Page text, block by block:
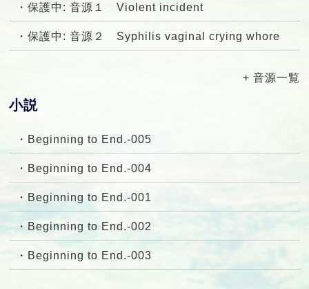
・保護中: 音源１ Violent incident
・保護中: 音源２ Syphilis vaginal crying whore
+ 音源一覧
小説
・Beginning to End.-005
・Beginning to End.-004
・Beginning to End.-001
・Beginning to End.-002
・Beginning to End.-003